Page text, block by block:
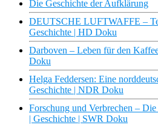
Die Geschichte der Aufklärung
DEUTSCHE LUFTWAFFE –
Geschichte | HD Doku
Darboven – Leben für den
Doku
Helga Feddersen: Eine
Geschichte | NDR Doku
Forschung und Verbrechen –
| Geschichte | SWR Doku